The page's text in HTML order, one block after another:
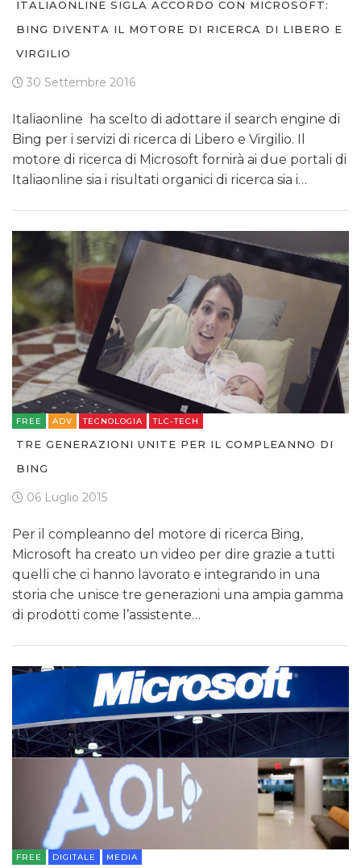
ITALIAONLINE SIGLA ACCORDO CON MICROSOFT:
BING DIVENTA IL MOTORE DI RICERCA DI LIBERO E
VIRGILIO
30 Settembre 2016
Italiaonline ha scelto di adottare il search engine di
Bing per i servizi di ricerca di Libero e Virgilio. Il
motore di ricerca di Microsoft fornirà ai due portali di
Italiaonline sia i risultati organici di ricerca sia i…
FREE ADV TECNOLOGIA TLC-TECH
TRE GENERAZIONI UNITE PER IL COMPLEANNO DI
BING
06 Luglio 2015
Per il compleanno del motore di ricerca Bing,
Microsoft ha creato un video per dire grazie a tutti
quelli che ci hanno lavorato e integrando in una
storia che unisce tre generazioni una ampia gamma
di prodotti come l’assistente…
FREE DIGITALE MEDIA